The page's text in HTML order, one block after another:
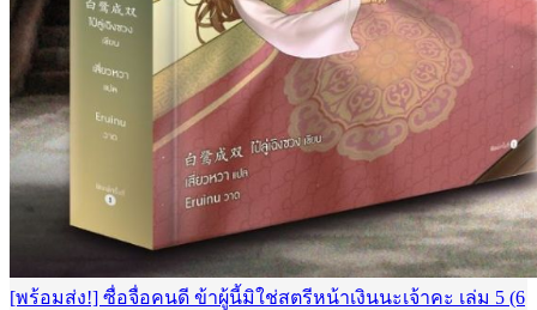
[พร้อมส่ง!] ซื่อจื่อคนดี ข้าผู้นี้มิใช่สตรีหน้าเงินนะเจ้าคะ เล่ม 5 (6